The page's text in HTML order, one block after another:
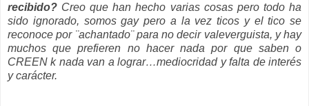
recibido? Creo que han hecho varias cosas pero todo ha
sido ignorado, somos gay pero a la vez ticos y el tico se
reconoce por ¨achantado¨ para no decir valeverguista, y hay
muchos que prefieren no hacer nada por que saben o
CREEN k nada van a lograr…mediocridad y falta de interés
y carácter.